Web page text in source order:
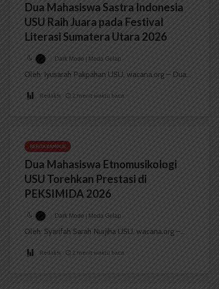
Dua Mahasiswa Sastra Indonesia
USU Raih Juara pada Festival
Literasi Sumatera Utara 2026
Dark Mode | Moda Gelap
Oleh: Iyusarah Pakpahan USU, wacana.org – Dua...
Redaksi 2 menit waktu baca
BERITA KAMPUS
Dua Mahasiswa Etnomusikologi
USU Torehkan Prestasi di
PEKSIMIDA 2026
Dark Mode | Moda Gelap
Oleh: Syarifah Sarah Nurjiha USU, wacana.org –...
Redaksi 2 menit waktu baca